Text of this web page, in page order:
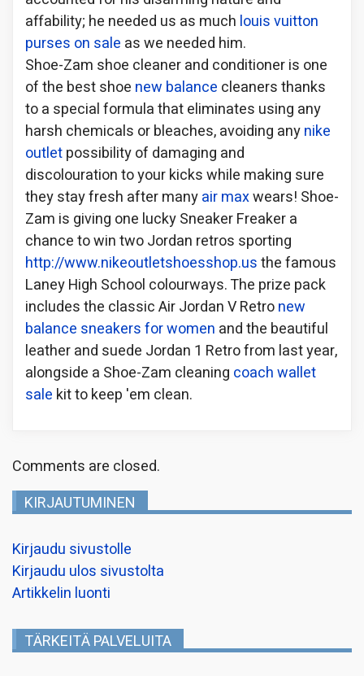
affability; he needed us as much louis vuitton
purses on sale as we needed him.
Shoe-Zam shoe cleaner and conditioner is one
of the best shoe new balance cleaners thanks
to a special formula that eliminates using any
harsh chemicals or bleaches, avoiding anynike
outletpossibility of damaging and
discolouration to your kicks while making sure
they stay fresh after manyair maxwears! Shoe-
Zam is giving one lucky Sneaker Freaker a
chance to win two Jordan retros sporting
http://www.nikeoutletshoesshop.usthe famous
Laney High School colourways. The prize pack
includes the classic Air Jordan V Retronew
balance sneakers for women and the beautiful
leather and suede Jordan 1 Retro from last year,
alongside a Shoe-Zam cleaning coach wallet
sale kit to keep 'em clean.
Comments are closed.
KIRJAUTUMINEN
Kirjaudu sivustolle
Kirjaudu ulos sivustolta
Artikkelin luonti
TÄRKEITÄ PALVELUITA